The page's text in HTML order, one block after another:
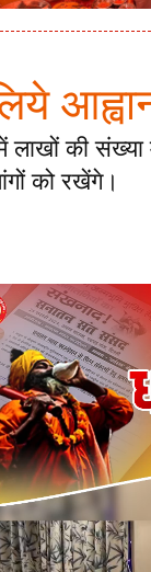
की संख्या
को रखेंगे।